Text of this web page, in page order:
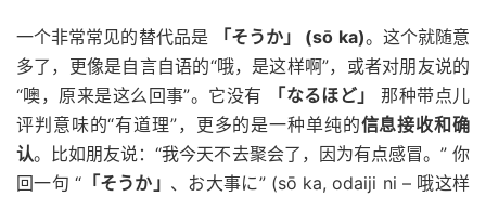
一个非常常见的替代品是 「そうか」 (sō ka)。这个就随意
多了，更像是自言自语的“哦，是这样啊”，或者对朋友说的
“噢，原来是这么回事”。它没有
「なるほど」
那种带点儿
评判意味的“有道理”，更多的是一种单纯的信息接收和确
认。比如朋友说：“我今天不去聚会了，因为有点感冒。” 你
回一句 “ 「そうか」 、お大事に” (sō ka, odaiji ni – 哦这样